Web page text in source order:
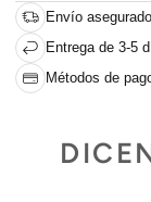
Envío
Entrega de 3-5
Métodos de